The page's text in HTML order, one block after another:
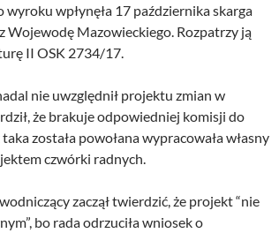
wpłynęła 17 października skarga
Wojewodę Mazowieckiego. Rozpatrzy ją
II OSK 2734/17.
nie uwzględnił projektu zmian w
że brakuje odpowiedniej komisji do
została powołana wypracowała własny
czwórki radnych.
zaczął twierdzić, że projekt “nie
bo rada odrzuciła wniosek o